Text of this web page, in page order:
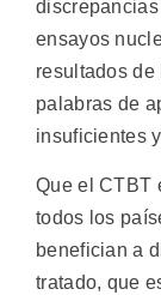
ensayos
resultados de
palabras de
insuficientes
Que el CTBT
todos los
benefician a
tratado, que